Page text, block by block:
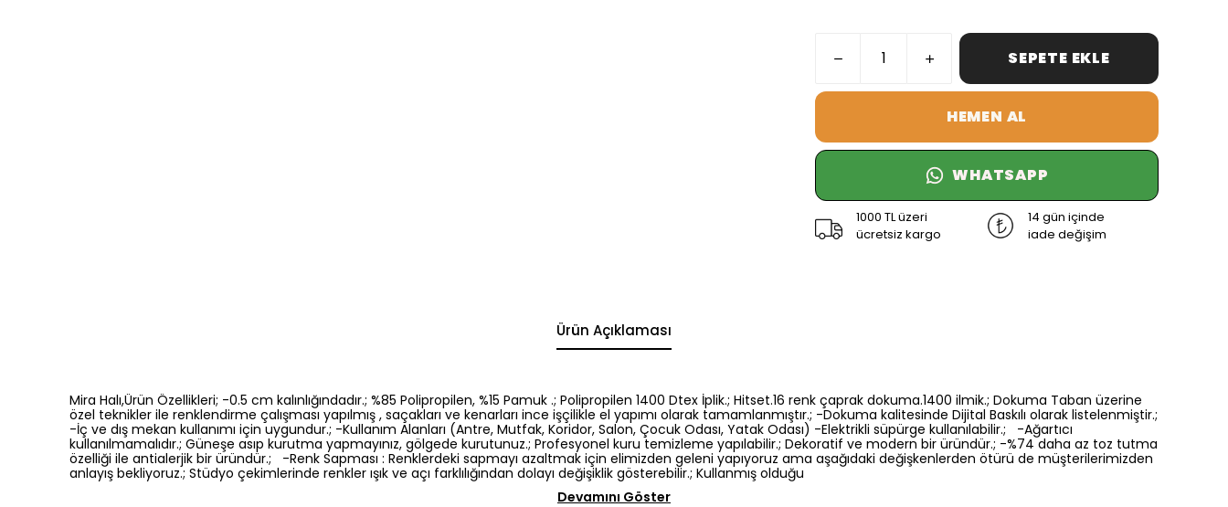
SEPETE EKLE
HEMEN AL
WHATSAPP
1000 TL üzeri
ücretsiz kargo
14 gün içinde
iade değişim
Ürün Açıklaması
Mira Halı,Ürün Özellikleri; -0.5 cm kalınlığındadır.; %85 Polipropilen, %15 Pamuk .; Polipropilen 1400 Dtex İplik.; Hitset.16 renk çaprak dokuma.1400 ilmik.; Dokuma Taban üzerine
özel teknikler ile renklendirme çalışması yapılmış , saçakları ve kenarları ince işçilikle el yapımı olarak tamamlanmıştır.; -Dokuma kalitesinde Dijital Baskılı olarak listelenmiştir.;
-İç ve dış mekan kullanımı için uygundur.; -Kullanım Alanları (Antre, Mutfak, Koridor, Salon, Çocuk Odası, Yatak Odası) -Elektrikli süpürge kullanılabilir.; -Ağartıcı
kullanılmamalıdır.; Güneşe asıp kurutma yapmayınız, gölgede kurutunuz.; Profesyonel kuru temizleme yapılabilir.; Dekoratif ve modern bir üründür.; -%74 daha az toz tutma
özelliği ile antialerjik bir üründür.; -Renk Sapması : Renklerdeki sapmayı azaltmak için elimizden geleni yapıyoruz ama aşağıdaki değişkenlerden ötürü de müşterilerimizden
anlayış bekliyoruz.; Stüdyo çekimlerinde renkler ışık ve açı farklılığından dolayı değişiklik gösterebilir.; Kullanmış olduğu
Devamını Göster